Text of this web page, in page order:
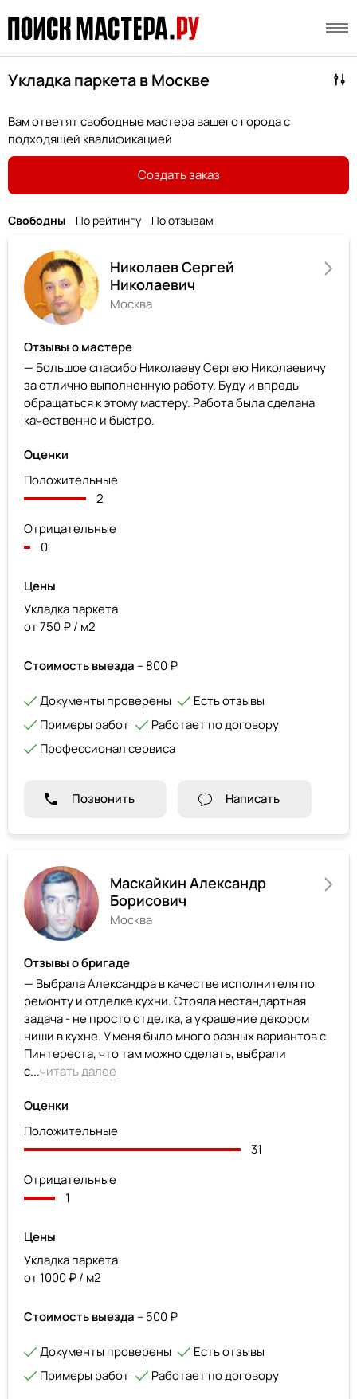
Укладка паркета в Москве
Вам ответят свободные мастера вашего города с
подходящей квалификацией
Создать заказ
Свободны По рейтингу По отзывам
Николаев Сергей
Николаевич
Москва
Отзывы о мастере
— Большое спасибо Николаеву Сергею Николаевичу
за отлично выполненную работу. Буду и впредь
обращаться к этому мастеру. Работа была сделана
качественно и быстро.
Оценки
Положительные
2
Отрицательные
0
Цены
Укладка паркета
от 750 ₽ / м2
Стоимость выезда – 800 ₽
Документы проверены
Есть отзывы
Примеры работ
Работает по договору
Профессионал сервиса
Позвонить Написать
Маскайкин Александр
Борисович
Москва
Отзывы о бригаде
— Выбрала Александра в качестве исполнителя по
ремонту и отделке кухни. Стояла нестандартная
задача - не просто отделка, а украшение декором
ниши в кухне. У меня было много разных вариантов с
Пинтереста, что там можно сделать, выбрали
с...читать далее
Оценки
Положительные
31
Отрицательные
1
Цены
Укладка паркета
от 1000 ₽ / м2
Стоимость выезда – 500 ₽
Документы проверены
Есть отзывы
Примеры работ
Работает по договору